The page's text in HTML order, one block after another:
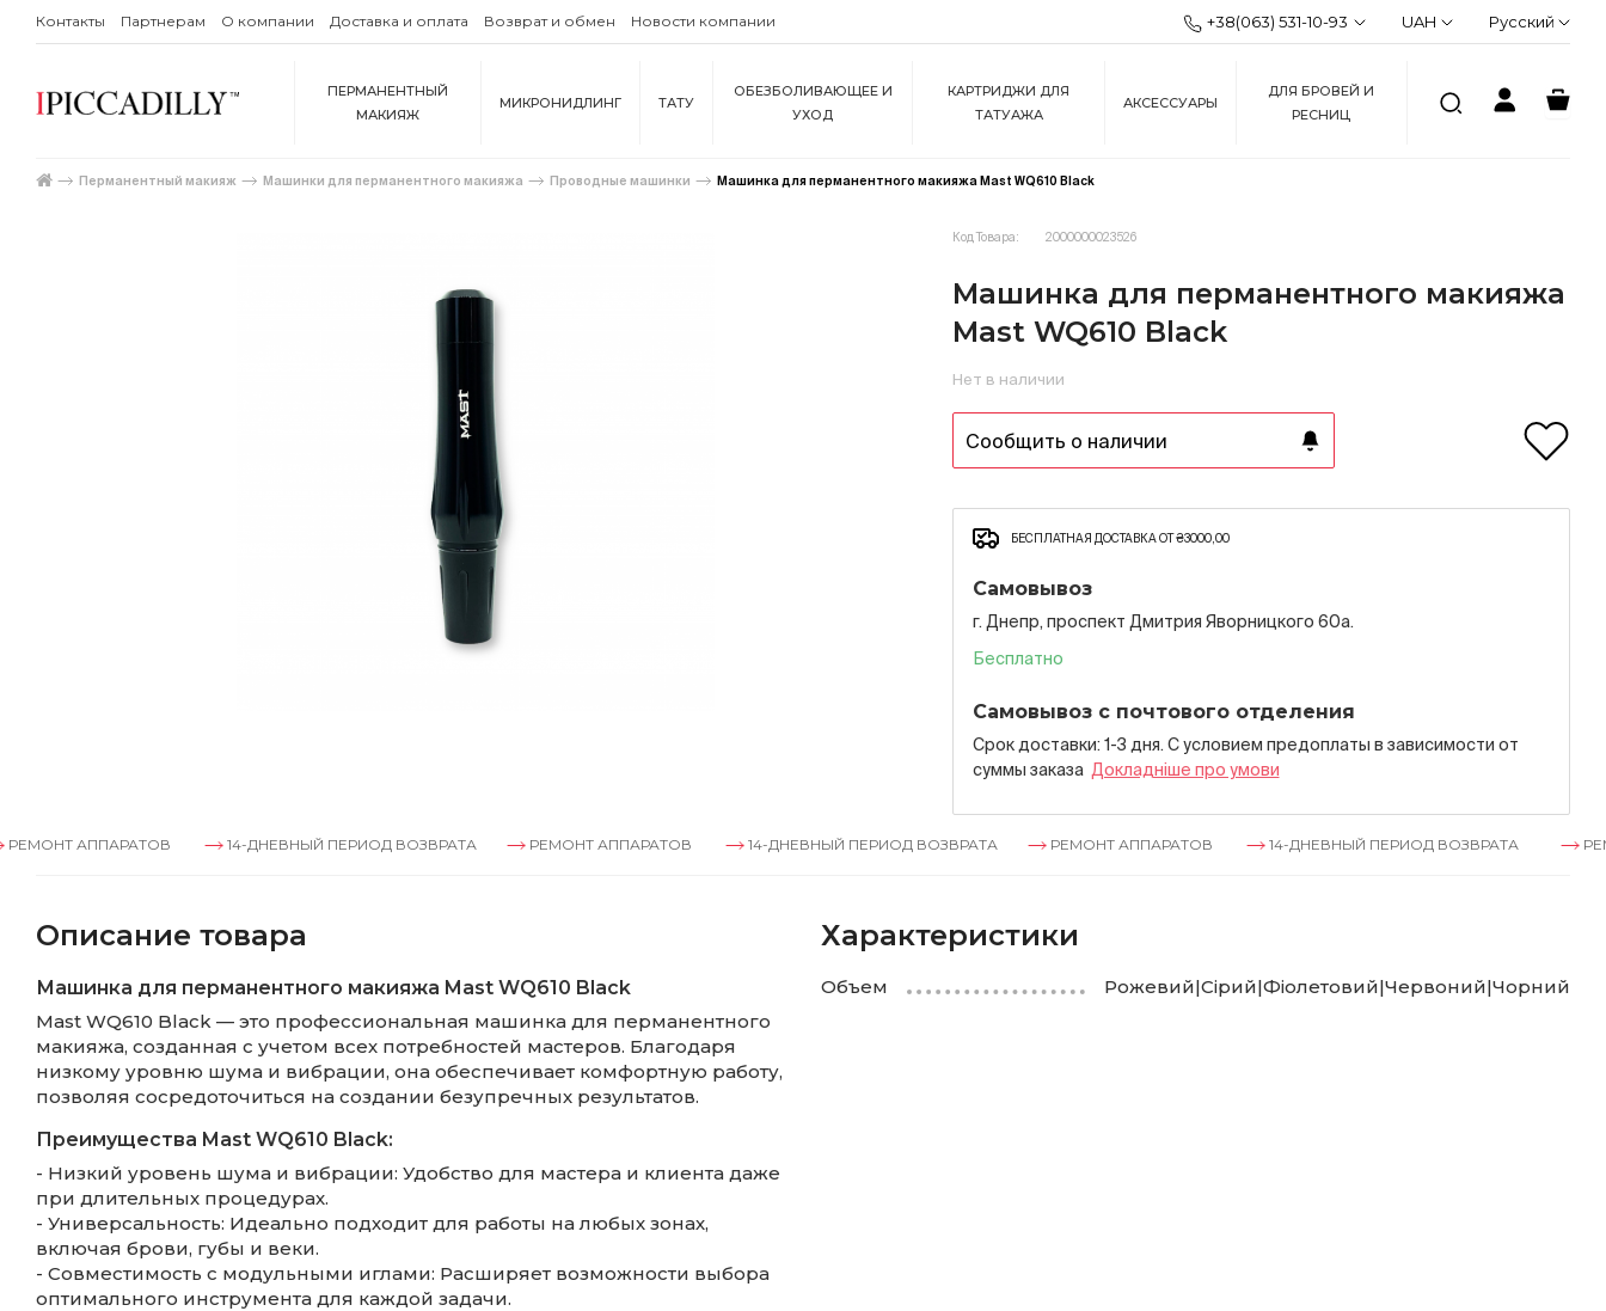
Контакты Партнерам О компании Доставка и оплата Возврат и обмен Новости компании +38(063) 531-10-93 UAH Русский
ПЕРМАНЕНТНЫЙ
МАКИЯЖ
МИКРОНИДЛИНГ ТАТУ
ОБЕЗБОЛИВАЮЩЕЕ И
УХОД
КАРТРИДЖИ ДЛЯ
ТАТУАЖА
АКСЕССУАРЫ
ДЛЯ БРОВЕЙ И
РЕСНИЦ
Перманентный макияж Машинки для перманентного макияжа Проводные машинки Машинка для перманентного макияжа Mast WQ610 Black
Код Товара: 2000000023526
Машинка для перманентного макияжа
Mast WQ610 Black
Нет в наличии
Сообщить о наличии
БЕСПЛАТНАЯ ДОСТАВКА ОТ ₴3000,00
Самовывоз
г. Днепр, проспект Дмитрия Яворницкого 60а.
Бесплатно
Самовывоз с почтового отделения
Срок доставки: 1-3 дня. С условием предоплаты в зависимости от
суммы заказа Докладнiше про умови
14-ДНЕВНЫЙ ПЕРИОД ВОЗВРАТА РЕМОНТ АППАРАТОВ 14-ДНЕВНЫЙ ПЕРИОД ВОЗВРАТА РЕМОНТ АППАРАТОВ 14-ДНЕВНЫЙ ПЕРИОД ВОЗВРАТА РЕМОНТ
Описание товара
Машинка для перманентного макияжа Mast WQ610 Black
Mast WQ610 Black — это профессиональная машинка для перманентного
макияжа, созданная с учетом всех потребностей мастеров. Благодаря
низкому уровню шума и вибрации, она обеспечивает комфортную работу,
позволяя сосредоточиться на создании безупречных результатов.
Преимущества Mast WQ610 Black:
- Низкий уровень шума и вибрации: Удобство для мастера и клиента даже
при длительных процедурах.
- Универсальность: Идеально подходит для работы на любых зонах,
включая брови, губы и веки.
- Совместимость с модульными иглами: Расширяет возможности выбора
оптимального инструмента для каждой задачи.
Характеристики
Объем Рожевий|Сірий|Фіолетовий|Червоний|Чорний